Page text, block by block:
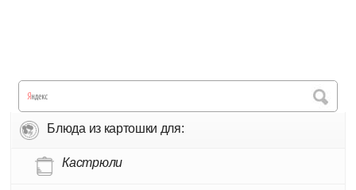
Блюда из картошки для:
Кастрюли